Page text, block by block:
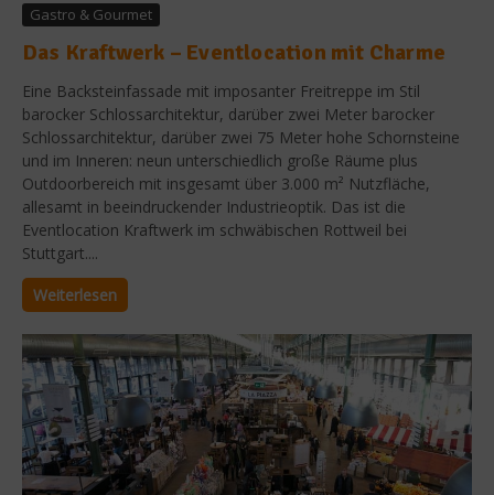
Gastro & Gourmet
Das Kraftwerk – Eventlocation mit Charme
Eine Backsteinfassade mit imposanter Freitreppe im Stil
barocker Schlossarchitektur, darüber zwei Meter barocker
Schlossarchitektur, darüber zwei 75 Meter hohe Schornsteine
und im Inneren: neun unterschiedlich große Räume plus
Outdoorbereich mit insgesamt über 3.000 m² Nutzfläche,
allesamt in beeindruckender Industrieoptik. Das ist die
Eventlocation Kraftwerk im schwäbischen Rottweil bei
Stuttgart....
Weiterlesen